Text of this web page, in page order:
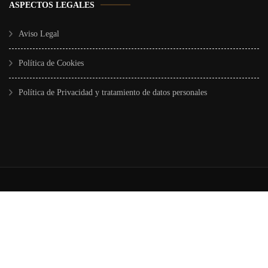
ASPECTOS LEGALES
Aviso Legal
Política de Cookies
Política de Privacidad y tratamiento de datos personales